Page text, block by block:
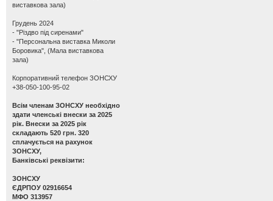
виставкова зала)
Грудень 2024
- "Різдво під сиренами"
- "Персональна виставка Миколи
Боровика", (Мала виставкова
зала)
Корпоративний телефон ЗОНСХУ
+38-050-100-95-02
Всім членам ЗОНСХУ необхідно
здати членські внески за 2025
рік. Внески за 2025 рік
складають 520 грн. 320
сплачується на рахунок
ЗОНСХУ,
Банківські реквізити:
ЗОНСХУ
ЄДРПОУ 02916654
МФО 313957